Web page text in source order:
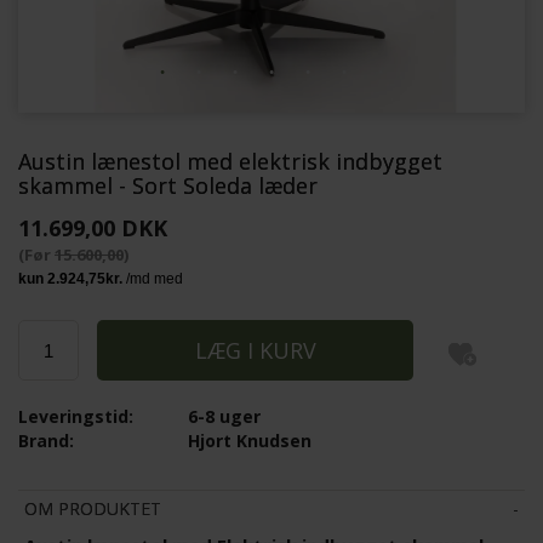
Austin lænestol med elektrisk indbygget
skammel - Sort Soleda læder
11.699,00 DKK
(Før 15.600,00)
6-8 uger
Leveringstid:
Hjort Knudsen
Brand:
OM PRODUKTET